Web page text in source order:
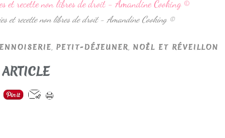
et recette non libres de droit - Amandine Cooking ©
, PETIT-DÉJEUNER, NOËL ET RÉVEILLON